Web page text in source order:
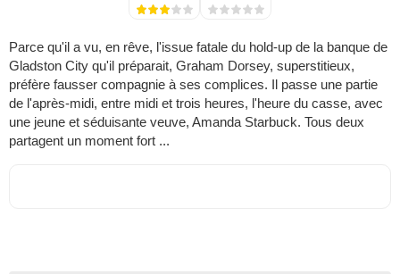
Parce qu'il a vu, en rêve, l'issue fatale du hold-up de la banque de
Gladston City qu'il préparait, Graham Dorsey, superstitieux,
préfère fausser compagnie à ses complices. Il passe une partie
de l'après-midi, entre midi et trois heures, l'heure du casse, avec
une jeune et séduisante veuve, Amanda Starbuck. Tous deux
partagent un moment fort ...